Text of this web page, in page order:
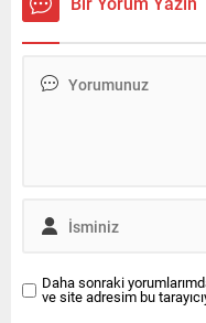
sıcaklıklarının mevsim
Meteoroloji tarafından
Daha sonraki
ve site adresim bu